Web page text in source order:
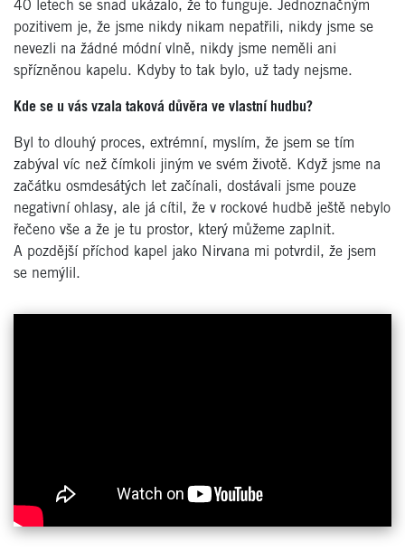
40 letech se snad ukázalo, že to funguje. Jednoznačným
pozitivem je, že jsme nikdy nikam nepatřili, nikdy jsme se
nevezli na žádné módní vlně, nikdy jsme neměli ani
spřízněnou kapelu. Kdyby to tak bylo, už tady nejsme.
Kde se u vás vzala taková důvěra ve vlastní hudbu?
Byl to dlouhý proces, extrémní, myslím, že jsem se tím
zabýval víc než čímkoli jiným ve svém životě. Když jsme na
začátku osmdesátých let začínali, dostávali jsme pouze
negativní ohlasy, ale já cítil, že v rockové hudbě ještě nebylo
řečeno vše a že je tu prostor, který můžeme zaplnit.
A pozdější příchod kapel jako Nirvana mi potvrdil, že jsem
se nemýlil.